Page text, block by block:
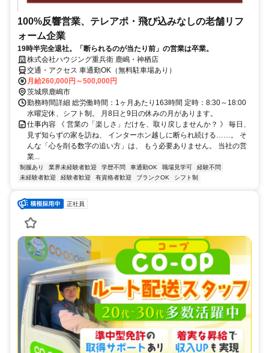
100%反響営業、テレアポ・飛び込みなしの老舗リフ
ォーム企業
19時半完全退社。「断られるのが当たり前」の営業は卒業。
株式会社ハウジング重兵衛 鹿嶋・神栖店
交通・アクセス 車通勤OK（無料駐車場あり）
月給260,000円～500,000円
茨城県鹿嶋市
勤務時間詳細 総労働時間：1ヶ月あたり163時間 定時：8:30～18:00
水曜定休、シフト制。 月8日と9日の休みの月があります。
仕事内容 《 営業の「楽しさ」だけを、取り戻しませんか？ 》 毎日、
見ず知らずの家を訪ね、 インターホン越しに断られ続ける……。 そ
んな「心を削る数字の追い方」は、 もう必要ありません。 当社の営
業...
制服あり 業界未経験者歓迎 学歴不問 車通勤OK 職場見学可
経験不問
未経験者歓迎
経験者歓迎 有資格者歓迎 ブランクOK シフト制
正社員